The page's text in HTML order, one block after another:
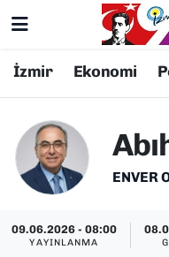
İzmir Ekonomi
ENVER
09.06.2026 - 08:00
YAYINLANMA
Resmi İlanlar
DÜNYA
EKONOMİ
Konak Nöbetçi
Konak Trafik
Tüm Manşetler